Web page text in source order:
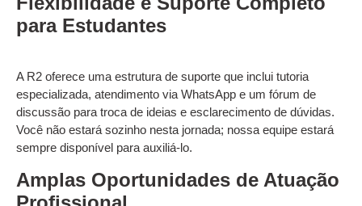
para Estudantes
A R2 oferece uma estrutura de suporte que inclui tutoria
especializada, atendimento via WhatsApp e um fórum de
discussão para troca de ideias e esclarecimento de dúvidas.
Você não estará sozinho nesta jornada; nossa equipe estará
sempre disponível para auxiliá-lo.
Amplas Oportunidades de Atuação